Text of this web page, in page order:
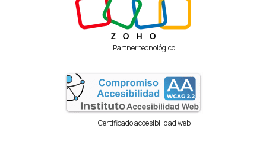
Partner tecnológico
Certificado accesibilidad web